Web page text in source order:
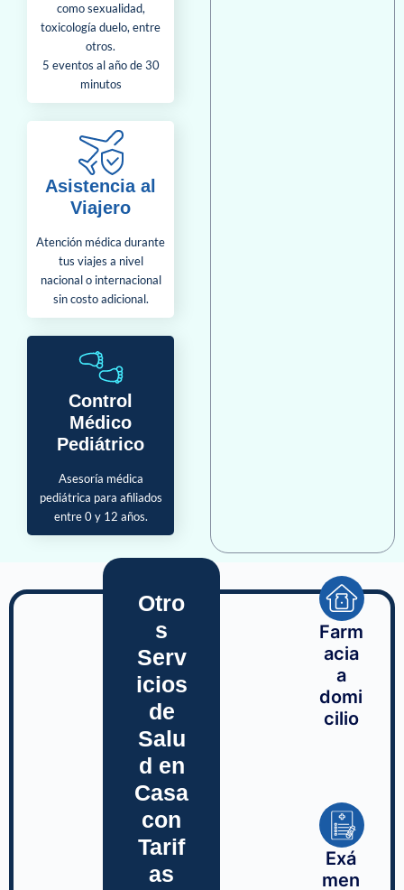
como sexualidad,
toxicología duelo, entre
otros.
5 eventos al año de 30
minutos
Asistencia al
Viajero
Atención médica durante
tus viajes a nivel
nacional o internacional
sin costo adicional.
Control
Médico
Pediátrico
Asesoría médica
pediátrica para afiliados
entre 0 y 12 años.
Otro
s
Serv
icios
de
Salu
d en
Casa
con
Tarif
as
Farm
acia
a
domi
cilio
Exá
men